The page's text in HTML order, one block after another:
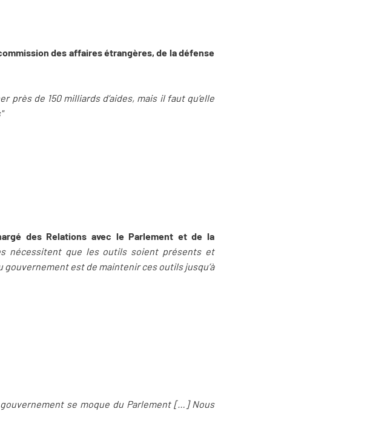
des affaires étrangères, de la défense
près de 150 milliards d’aides, mais il faut qu’elle
des Relations avec le Parlement et de la
nécessitent que les outils soient présents et
est de maintenir ces outils jusqu’à
gouvernement se moque du Parlement […] Nous